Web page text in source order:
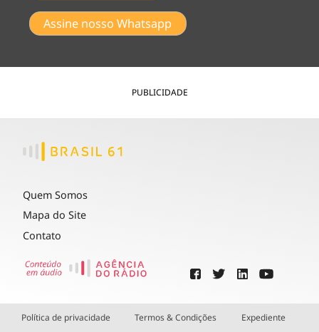
Assine nosso Whatsapp
PUBLICIDADE
Quem Somos
Mapa do Site
Contato
Política de privacidade Termos & Condições Expediente